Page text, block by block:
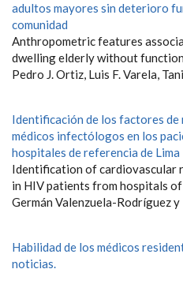
adultos mayores sin deterioro
comunidad
Anthropometric features
dwelling elderly without
Pedro J. Ortiz, Luis F. Varela,
Identificación de los factores
médicos infectólogos en los
hospitales de referencia de Lima
Identification of cardiovascular
in HIV patients from hospitals of
Germán Valenzuela-Rodríguez
Habilidad de los médicos
noticias.